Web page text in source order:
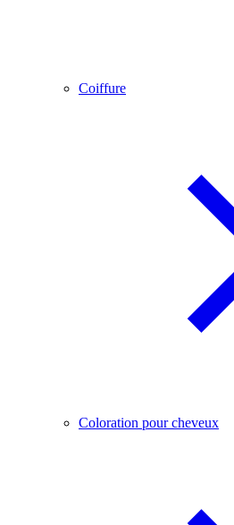
Coiffure
Coloration pour cheveux